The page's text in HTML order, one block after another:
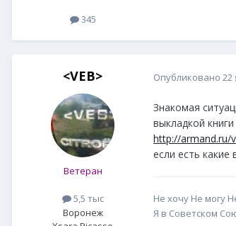
345
<VEB>
Ветеран
5,5 тыс
Воронеж
Опубликовано 22
Знакомая
выкладкой
http://armand.ru/
если есть какие
Не хочу Не могу
Я в Советском